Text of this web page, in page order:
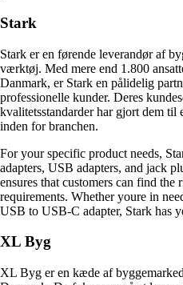
Stark
Stark er en førende leverandør af
værktøj. Med mere end 1.800
Danmark, er Stark en pålidelig
professionelle kunder. Deres
kvalitetsstandarder har gjort dem til
inden for branchen.
For your specific product needs,
adapters, USB adapters, and jack
ensures that customers can find
requirements. Whether youre in
USB to USB-C adapter, Stark has
XL Byg
XL Byg er en kæde af